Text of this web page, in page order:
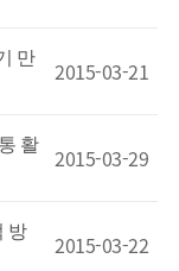
만
2015-03-21
활
2015-03-29
방
2015-03-22